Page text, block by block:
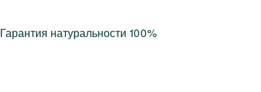
Гарантия натуральности 100%